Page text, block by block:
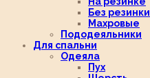
Без резинки
Махровые
Пододеяльники
Для спальни
Одеяла
Пух